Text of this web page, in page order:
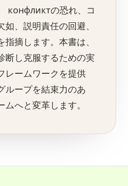
конфликтの恐れ、コ
如、説明責任の回避、
指摘します。本書は、
断し克服するための実
レームワークを提供
ループを結束力のあ
ムへと変革します。